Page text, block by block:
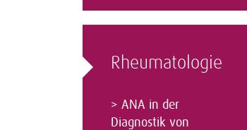
Rheumatologie
> ANA in der
Diagnostik von